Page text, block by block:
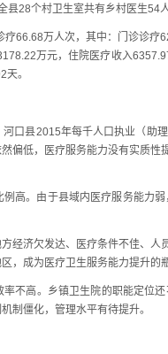
28个村卫生室共有乡村医生54人
万人次，其中：门诊诊疗
万元，住院医疗收入
。
县2015年每千人口执业（助
偏低，医疗服务能力没有实质
。由于县域内医疗服务能力弱
济欠发达、医疗条件不佳、人
，成为医疗卫生服务能力提升的瓶
高。乡镇卫生院的职能定位还
制僵化，管理水平有待提升。